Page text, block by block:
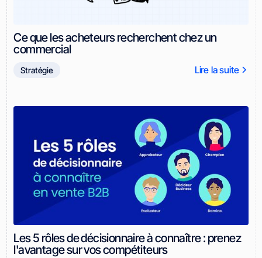
Ce que les acheteurs recherchent chez un
commercial
Stratégie Lire la suite
Les 5 rôles de décisionnaire à connaître : prenez
l'avantage sur vos compétiteurs